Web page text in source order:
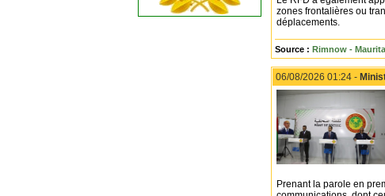
zones frontalières ou
déplacements.
Source : Rimnow -
06/08/2026 01:24 -
Prenant la parole en